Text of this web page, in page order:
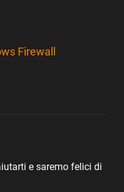
Firewall
e saremo felici di